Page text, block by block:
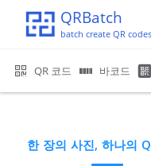
QRBatch
batch create QR codes
QR 코드 바코드
한 장의 사진, 하나의